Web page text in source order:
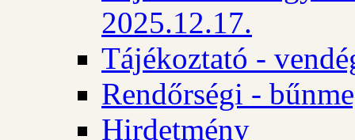
2025.12.17.
Tájékoztató -
Rendőrségi -
Hirdetmény